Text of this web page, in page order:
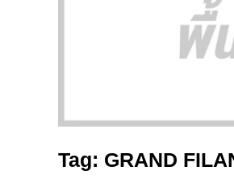
Tag: GRAND